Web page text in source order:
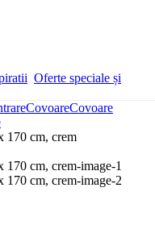
Oferte speciale și
CovoareCovoare